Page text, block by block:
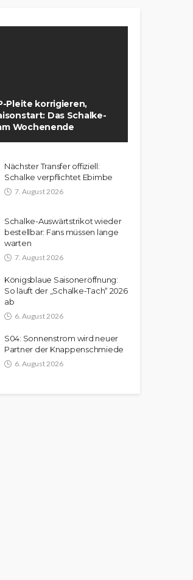
Pleite korrigieren,
Das Schalke-
Wochenende
Nächster Transfer offiziell:
Schalke verpflichtet Ebimbe
7. August 2026
Schalke-Auswärtstrikot wieder
bestellbar: Fans müssen lange
warten
7. August 2026
Königsblaue Saisoneröffnung:
So läuft der „Schalke-Tach“ 2026
ab
6. August 2026
S04: Sonnenstrom wird neuer
Partner der Knappenschmiede
6. August 2026